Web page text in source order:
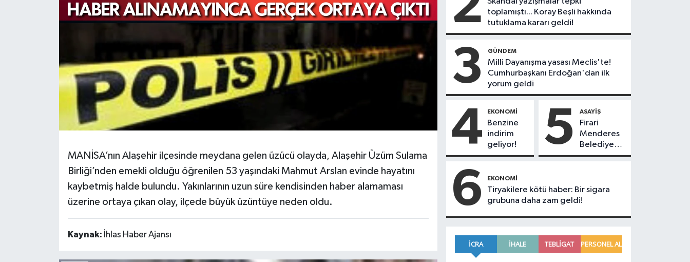
MANİSA’nın Alaşehir ilçesinde meydana gelen üzücü olayda, Alaşehir Üzüm Sulama
Birliği’nden emekli olduğu öğrenilen 53 yaşındaki Mahmut Arslan evinde hayatını
kaybetmiş halde bulundu. Yakınlarının uzun süre kendisinden haber alamaması
üzerine ortaya çıkan olay, ilçede büyük üzüntüye neden oldu.
Kaynak: İhlas Haber Ajansı
toplamıştı... Koray Beşli hakkında
tutuklama kararı geldi!
3 GÜNDEM
Milli Dayanışma yasası Meclis'te!
Cumhurbaşkanı Erdoğan'dan ilk
yorum geldi
4 EKONOMI
Benzine
indirim
geliyor!
5 ASAYIŞ
Firari
Menderes
Belediye
Başkan
yakalandı!
6 EKONOMI
Tiryakilere kötü haber: Bir sigara
grubuna daha zam geldi!